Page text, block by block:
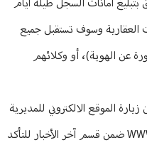
امانات السجل طيلة ايام
العقارية وسوف تستقبل جميع
عن الهوية)، أو وكلائهم
الموقع الالكتروني للمديرية
العامة للشؤون العقارية، WWW.LRC.GOV.LB ضمن قسم آخر الأخبار للتأكد